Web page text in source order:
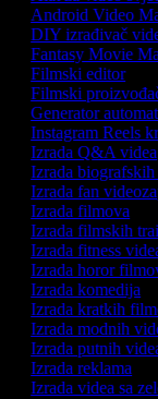
Android Video
DIY izrađivač
Fantasy Movie
Filmski editor
Filmski proizvođač
Generator
Instagram Reels
Izrada Q&A videa
Izrada biografskih
Izrada fan
Izrada filmova
Izrada filmskih
Izrada fitness videa
Izrada horor
Izrada komedija
Izrada kratkih
Izrada modnih
Izrada putnih videa
Izrada reklama
Izrada videa sa